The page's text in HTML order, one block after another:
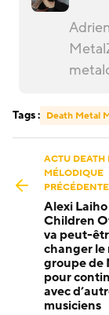
Tags : Death Metal
ACTU DEATH
MÉLODIQUE
PRÉCÉDENTE
Alexi
Children
va peut-
changer le
groupe de
pour
avec
musiciens